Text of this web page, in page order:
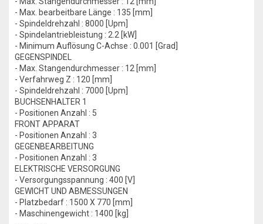
- Max. bearbeitbare Länge : 135 [mm]
- Spindeldrehzahl : 8000 [Upm]
- Spindelantriebleistung : 2.2 [kW]
- Minimum Auflösung C-Achse : 0.001 [Grad]
GEGENSPINDEL
- Max. Stangendurchmesser : 12 [mm]
- Verfahrweg Z : 120 [mm]
- Spindeldrehzahl : 7000 [Upm]
BUCHSENHALTER 1
- Positionen Anzahl : 5
FRONT APPARAT
- Positionen Anzahl : 3
GEGENBEARBEITUNG
- Positionen Anzahl : 3
ELEKTRISCHE VERSORGUNG
- Versorgungsspannung : 400 [V]
GEWICHT UND ABMESSUNGEN
- Platzbedarf : 1500 X 770 [mm]
- Maschinengewicht : 1400 [kg]